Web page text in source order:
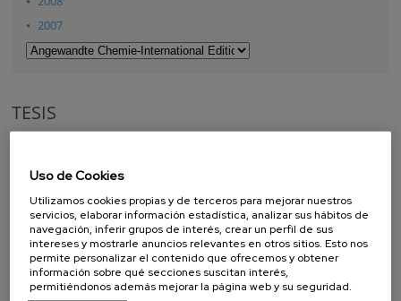
2007
TESIS
Tesis de Máster
Uso de Cookies
Utilizamos cookies propias y de terceros para mejorar nuestros
servicios, elaborar información estadística, analizar sus hábitos de
navegación, inferir grupos de interés, crear un perfil de sus
intereses y mostrarle anuncios relevantes en otros sitios. Esto nos
permite personalizar el contenido que ofrecemos y obtener
información sobre qué secciones suscitan interés,
permitiéndonos además mejorar la página web y su seguridad.